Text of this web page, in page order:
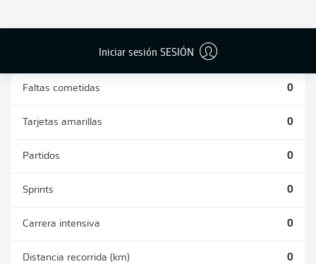
Iniciar sesión SESIÓN
Faltas cometidas 0
Tarjetas amarillas 0
Partidos 0
Sprints 0
Carrera intensiva 0
Distancia recorrida (km) 0